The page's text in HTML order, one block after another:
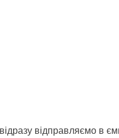
відправляємо в